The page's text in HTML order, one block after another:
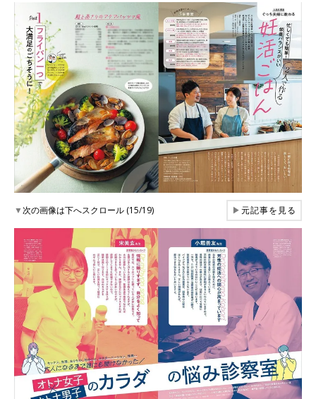
▼次の画像は下へスクロール (15/19) ▶元記事を見る